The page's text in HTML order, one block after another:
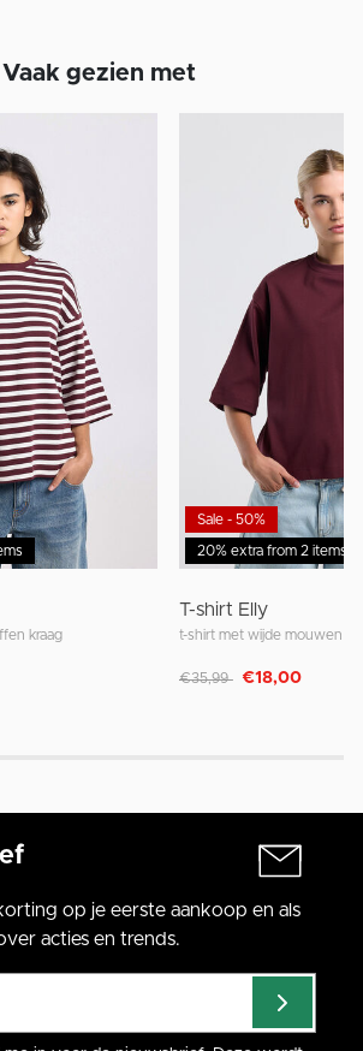
Vaak gezien met
kraag
20% extra from 2 items
Sale - 50%
T-shirt Elly
t-shirt met wijde mouwen
Afgeprijsd van
€35,99 naar
€18,00
op je eerste aankoop en als
acties en trends.